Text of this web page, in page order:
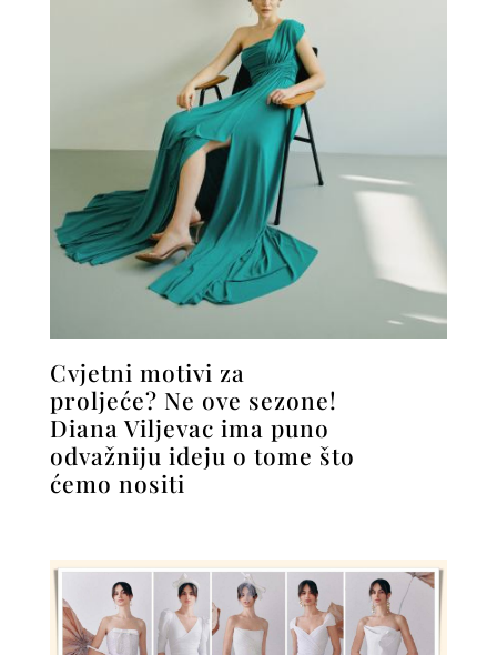
Cvjetni motivi za
proljeće? Ne ove sezone!
Diana Viljevac ima puno
odvažniju ideju o tome što
ćemo nositi